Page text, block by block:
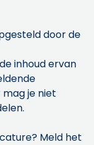
door de
inhoud ervan
je niet
Meld het